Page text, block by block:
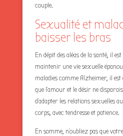
couple.
Sexualité et
baisser les bras
En dépit des aléas de la santé, il
maintenir une vie sexuelle
maladies comme Alzheimer, il est
que l’amour et le désir ne
d’adapter les relations sexuelles
corps, avec tendresse et patience.
En somme, n’oubliez pas que